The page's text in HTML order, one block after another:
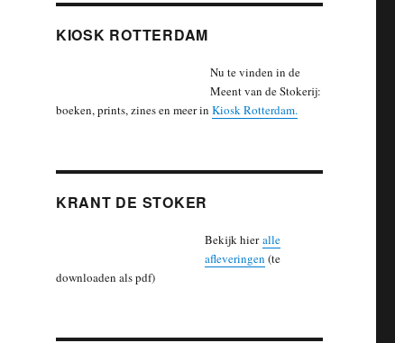
KIOSK ROTTERDAM
Nu te vinden in de
Meent van de Stokerij:
boeken, prints, zines en meer in Kiosk Rotterdam.
KRANT DE STOKER
Bekijk hieralle
afleveringen (te
downloaden als pdf)